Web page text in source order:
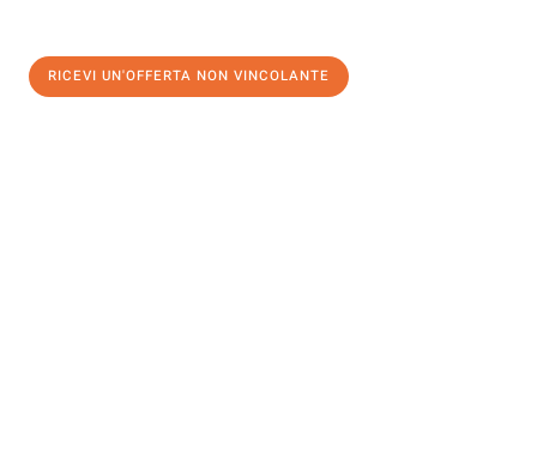
RICEVI UN'OFFERTA NON VINCOLANTE